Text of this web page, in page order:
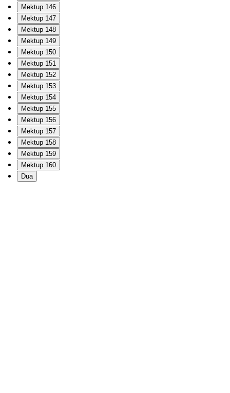
Mektup 146
Mektup 147
Mektup 148
Mektup 149
Mektup 150
Mektup 151
Mektup 152
Mektup 153
Mektup 154
Mektup 155
Mektup 156
Mektup 157
Mektup 158
Mektup 159
Mektup 160
Dua